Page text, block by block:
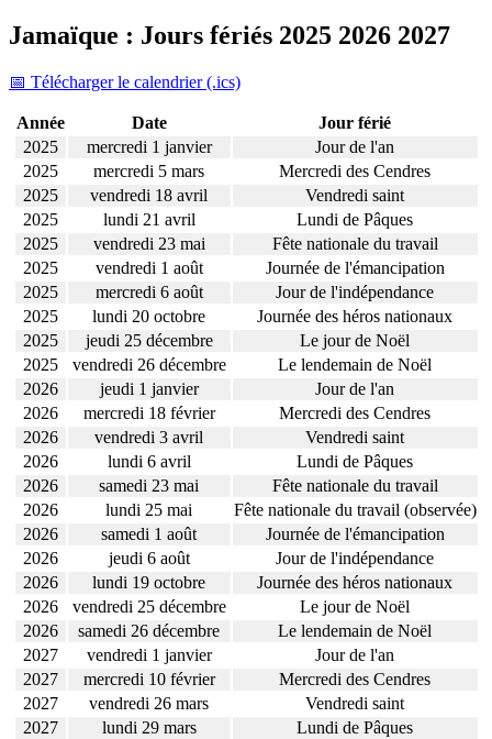
Jamaïque : Jours fériés 2025 2026 2027
📅 Télécharger le calendrier (.ics)
Année Date
Jour férié
2025
mercredi 1 janvier
Jour de l'an
2025
mercredi 5 mars
Mercredi des Cendres
2025
vendredi 18 avril
Vendredi saint
2025
lundi 21 avril
Lundi de Pâques
2025
vendredi 23 mai
Fête nationale du travail
2025
vendredi 1 août
Journée de l'émancipation
2025
mercredi 6 août
Jour de l'indépendance
2025
lundi 20 octobre
Journée des héros nationaux
2025
jeudi 25 décembre
Le jour de Noël
2025
vendredi 26 décembre
Le lendemain de Noël
2026
jeudi 1 janvier
Jour de l'an
2026
mercredi 18 février
Mercredi des Cendres
2026
vendredi 3 avril
Vendredi saint
2026
lundi 6 avril
Lundi de Pâques
2026
samedi 23 mai
Fête nationale du travail
2026
lundi 25 mai
Fête nationale du travail (observée)
2026
samedi 1 août
Journée de l'émancipation
2026
jeudi 6 août
Jour de l'indépendance
2026
lundi 19 octobre
Journée des héros nationaux
2026
vendredi 25 décembre
Le jour de Noël
2026
samedi 26 décembre
Le lendemain de Noël
2027
vendredi 1 janvier
Jour de l'an
2027
mercredi 10 février
Mercredi des Cendres
2027
vendredi 26 mars
Vendredi saint
2027
lundi 29 mars
Lundi de Pâques